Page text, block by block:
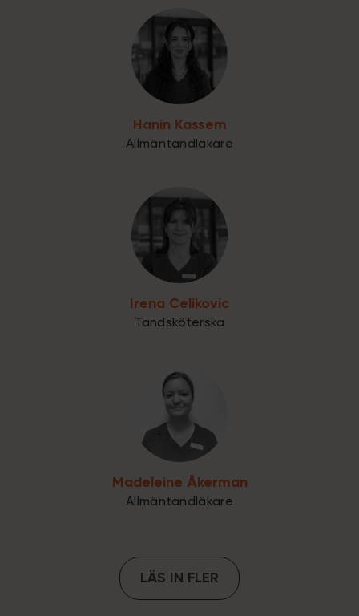
Hanin Kassem
Allmäntandläkare
Irena Celikovic
Tandsköterska
Madeleine Åkerman
Allmäntandläkare
LÄS IN FLER